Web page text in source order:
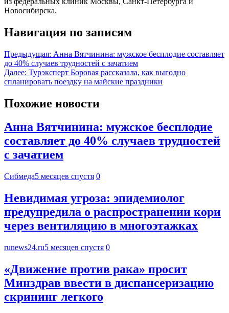
Новосибирска.
Навигация по записям
Предыдущая: Анна Вятчинина: мужское бесплодие составляет
до 40% случаев трудностей с зачатием
Далее: Турэксперт Боровая рассказала, как выгодно
спланировать поездку на майские праздники
Похожие новости
Анна Вятчинина: мужское бесплодие
составляет до 40% случаев трудностей
с зачатием
Сибмеда5 месяцев спустя 0
Невидимая угроза: эпидемиолог
предупредила о распространении кори
через вентиляцию в многоэтажках
runews24.ru5 месяцев спустя 0
«Движение против рака» просит
Минздрав ввести в диспансеризацию
скрининг легкого